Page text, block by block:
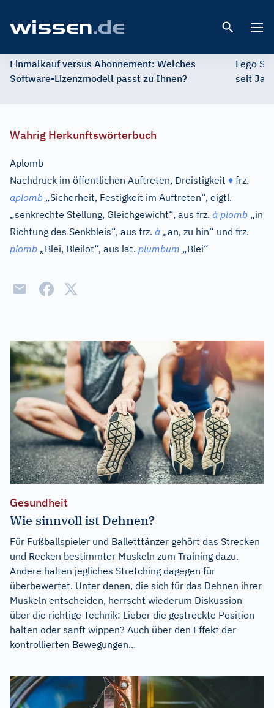
Einmalkauf versus Abonnement: Welches
Software-Lizenzmodell passt zu Ihnen?
Lego
seit
Wahrig Herkunftswörterbuch
Aplomb
Nachdruck im öffentlichen Auftreten, Dreistigkeit ♦ frz.
aplomb „Sicherheit, Festigkeit im Auftreten“, eigtl.
„senkrechte Stellung, Gleichgewicht“, aus frz. à plomb „in
Richtung des Senkbleis“, aus frz. à „an, zu hin“ und frz.
plomb „Blei, Bleilot“, aus lat. plumbum „Blei“
Gesundheit
Wie sinnvoll ist Dehnen?
Für Fußballspieler und Balletttänzer gehört das Strecken
und Recken bestimmter Muskeln zum Training dazu.
Andere halten jegliches Stretching dagegen für
überbewertet. Unter denen, die sich für das Dehnen ihrer
Muskeln entscheiden, herrscht wiederum Diskussion
über die richtige Technik: Lieber die gestreckte Position
halten oder sanft wippen? Auch über den Effekt der
kontrollierten Bewegungen...